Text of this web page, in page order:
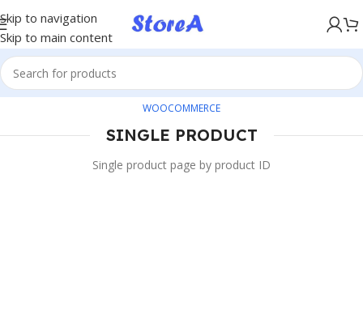
Skip to navigation
Skip to main content
KÖP NU, BETALA SENARE MED KLARNA
WOOCOMMERCE
SINGLE PRODUCT
Single product page by product ID